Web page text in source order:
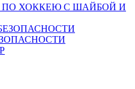
ПО ХОККЕЮ С ШАЙБОЙ И